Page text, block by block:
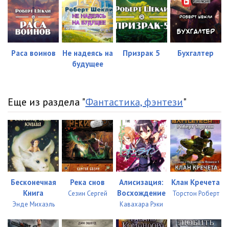
Раса воинов
Не надеясь на
будущее
Призрак 5 Бухгалтер
Еще из раздела "Фантастика, фэнтези"
Бесконечная
Книга
Энде Михаэль
Река снов
Сезин Сергей
Алисизация:
Восхождение
Кавахара Рэки
Клан Кречета
Торстон Роберт